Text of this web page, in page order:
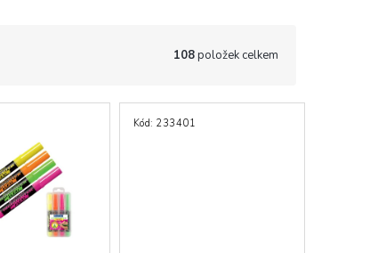
108položek celkem
Kód: 233401